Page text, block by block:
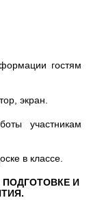
гостям
экран.
участникам
в классе.
И